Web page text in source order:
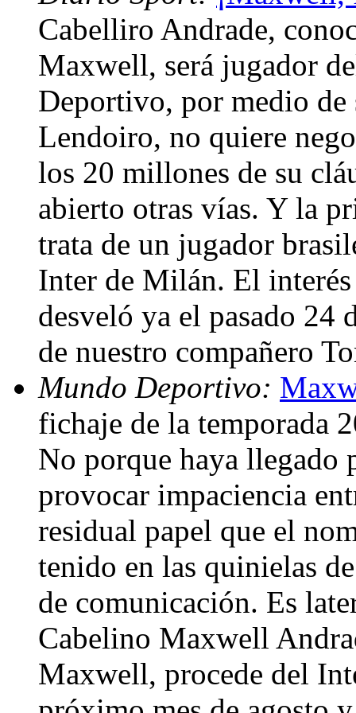
Cabelliro Andrade,
Maxwell, será jugador
Deportivo, por medio de
Lendoiro, no quiere
los 20 millones de su
abierto otras vías. Y la
trata de un jugador
Inter de Milán. El
desveló ya el pasado 24
de nuestro compañero
Mundo Deportivo:
fichaje de la temporada
No porque haya llegado
provocar impaciencia
residual papel que el
tenido en las quinielas
de comunicación. Es
Cabelino Maxwell
Maxwell, procede del